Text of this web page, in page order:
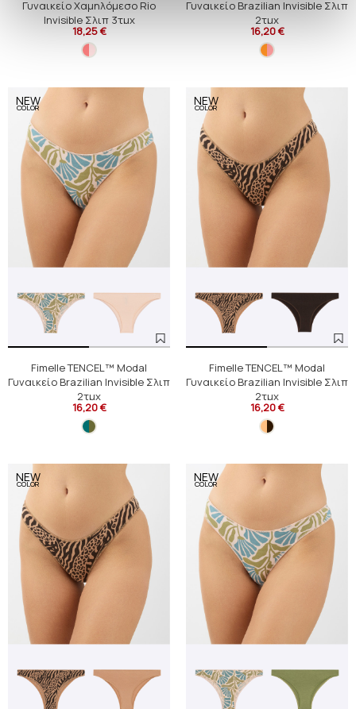
Γυναικείο Χαμηλόμεσο Rio
Invisible Σλιπ 3τμχ
18,25 €
Γυναικείο Brazilian Invisible Σλιπ
2τμχ
16,20 €
NEW
COLOR
Fimelle TENCEL™ Modal
Γυναικείο Brazilian Invisible Σλιπ
2τμχ
16,20 €
NEW
COLOR
Fimelle TENCEL™ Modal
Γυναικείο Brazilian Invisible Σλιπ
2τμχ
16,20 €
NEW
COLOR NEW
COLOR